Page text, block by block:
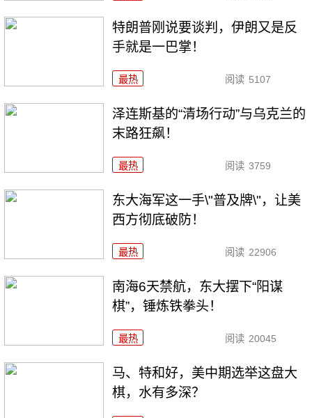
特朗普刚说要谈判，伊朗又是反
手就是一巴掌！
最热 阅读 5107
泽连斯基的“清场行动”与乌克兰的
末路狂飙！
最热 阅读 3759
东大海军这一手\"普及牌\"，让美
西方彻底破防！
最热 阅读 22906
南海6天禁航，东大摆下“阳谋
棋”，锤炼铁拳头！
最热 阅读 20045
马、特和好，美中期选举这盘大
棋，水有多深？